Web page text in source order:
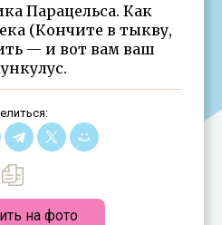
Парацельса. Как
(Кончите в тыкву,
— и вот вам ваш
на фото